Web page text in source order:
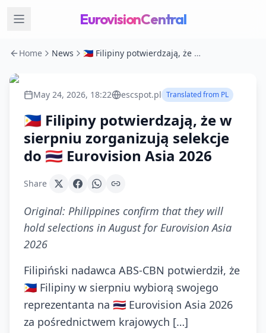
EurovisionCentral
Home News 🇵🇭 Filipiny potwierdzają, że w sierpniu zorganizują selekcje do 🇹🇭 Eurovision Asia 2026
May 24, 2026, 18:22 escspot.pl Translated from PL
🇵🇭 Filipiny potwierdzają, że w
sierpniu zorganizują selekcje
do 🇹🇭 Eurovision Asia 2026
Share
Original: Philippines confirm that they will
hold selections in August for Eurovision Asia
2026
Filipiński nadawca ABS-CBN potwierdził, że
🇵🇭 Filipiny w sierpniu wybiorą swojego
reprezentanta na 🇹🇭 Eurovision Asia 2026
za pośrednictwem krajowych […]